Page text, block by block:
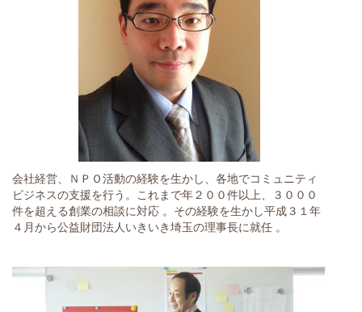
会社経営、ＮＰＯ活動の経験を生かし、各地でコミュニティ
ビジネスの支援を行う。これまで年２００件以上、３０００
件を超える創業の相談に対応 。その経験を生かし平成３１年
４月から公益財団法人いきいき埼玉の理事長に就任 。